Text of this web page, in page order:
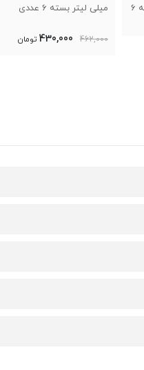
تومان
250 میلی لیتر
63,000
49,000